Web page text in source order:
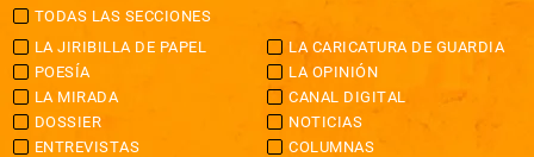
TODAS LAS SECCIONES
LA JIRIBILLA DE PAPEL
LA CARICATURA DE GUARDIA
POESÍA
LA OPINIÓN
LA MIRADA
CANAL DIGITAL
DOSSIER
NOTICIAS
ENTREVISTAS
COLUMNAS